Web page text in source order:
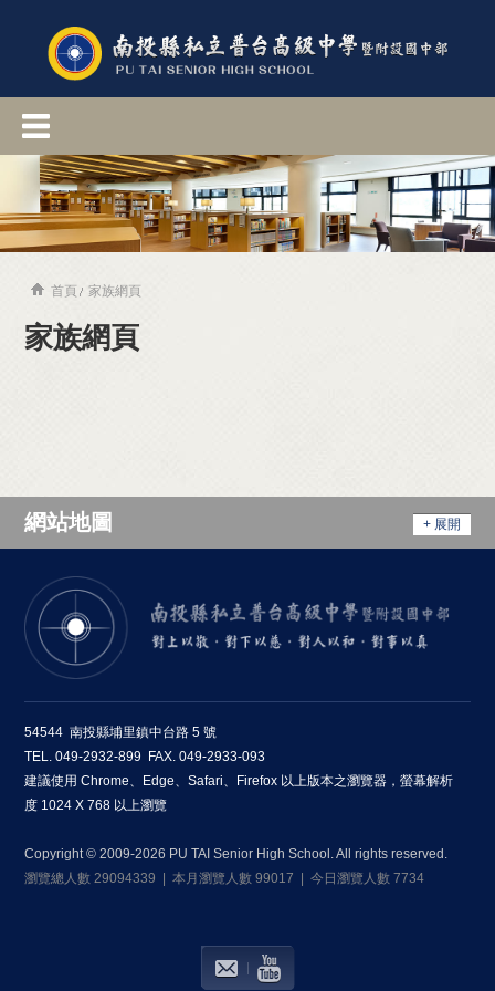
首頁 家族網頁
家族網頁
網站地圖 + 展開
54544 南投縣埔里鎮中台路 5 號
TEL. 049-2932-899 FAX. 049-2933-093
建議使用 Chrome、Edge、Safari、Firefox 以上版本之瀏覽器，螢幕解析
度 1024 X 768 以上瀏覽
Copyright © 2009-2026 PU TAI Senior High School. All rights reserved.
瀏覽總人數 29094339 | 本月瀏覽人數 99017 | 今日瀏覽人數 7734